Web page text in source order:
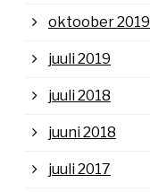
oktoober 2019
juuli 2019
juuli 2018
juuni 2018
juuli 2017